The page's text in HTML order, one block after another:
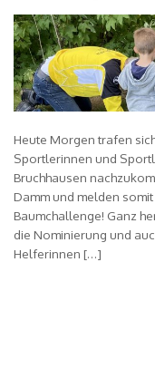
Heute Morgen trafen
Sportlerinnen und
Bruchhausen
Damm und melden
Baumchallenge! Ganz
die Nominierung und
Helferinnen […]